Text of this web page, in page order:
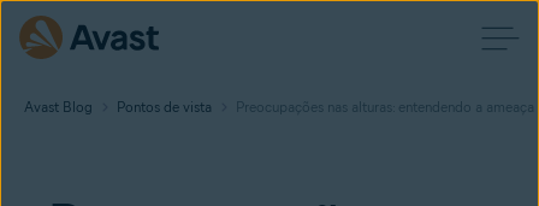
Avast Blog Pontos de vista Preocupações nas alturas: entendendo a